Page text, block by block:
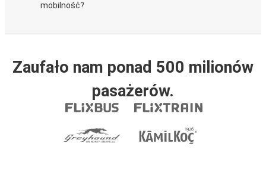
mobilność?
Zaufało nam ponad 500 milionów
pasażerów.